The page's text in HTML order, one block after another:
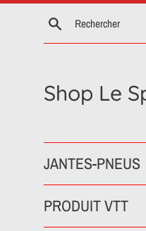
Passer
Recherche
Shop Le
JANTES-PNEUS
PRODUIT VTT